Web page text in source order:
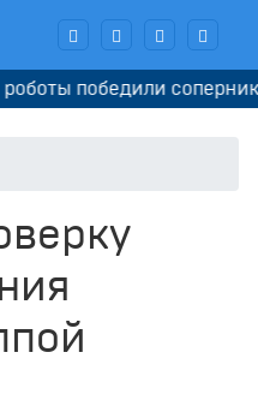
победили